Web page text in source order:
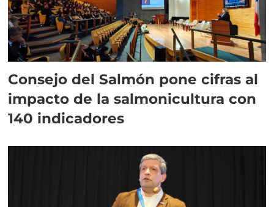
Consejo del Salmón pone cifras al
impacto de la salmonicultura con
140 indicadores